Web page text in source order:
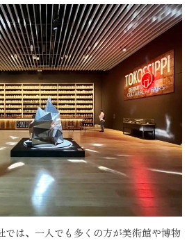
では、一人でも多くの方が美術館や博物